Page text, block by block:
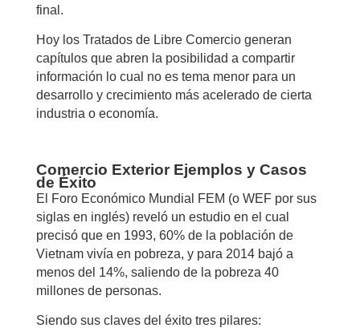
final.
Hoy los Tratados de Libre Comercio generan
capítulos que abren la posibilidad a compartir
información lo cual no es tema menor para un
desarrollo y crecimiento más acelerado de cierta
industria o economía.
Comercio Exterior Ejemplos y Casos
de Éxito
El Foro Económico Mundial FEM (o WEF por sus
siglas en inglés) reveló un estudio en el cual
precisó que en 1993, 60% de la población de
Vietnam vivía en pobreza, y para 2014 bajó a
menos del 14%, saliendo de la pobreza 40
millones de personas.
Siendo sus claves del éxito tres pilares: